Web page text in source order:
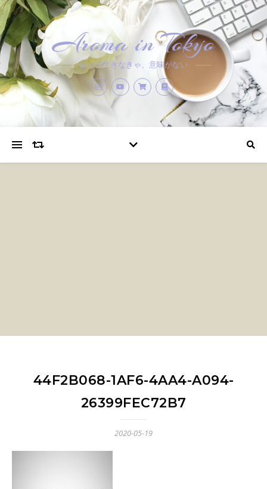
Aroma in Tokyo
香りで生きなきゃ、意味がない
44F2B068-1AF6-4AA4-A094-
26399FEC72B7
2020-05-19